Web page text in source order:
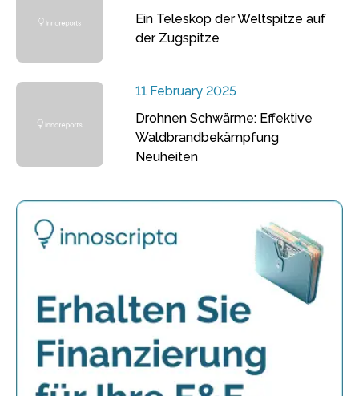
Ein Teleskop der Weltspitze auf
der Zugspitze
11 February 2025
Drohnen Schwärme: Effektive
Waldbrandbekämpfung
Neuheiten